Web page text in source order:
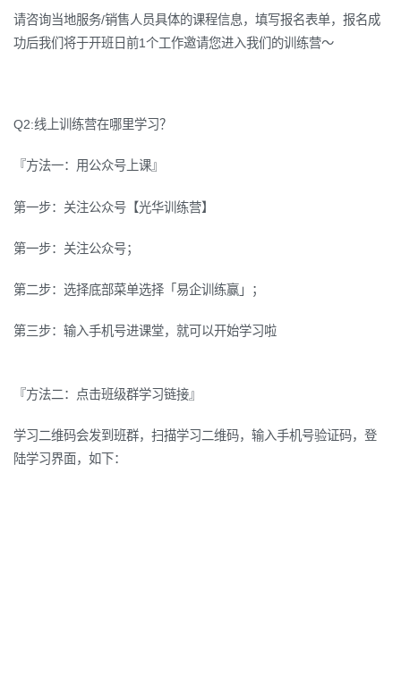
请咨询当地服务/销售人员具体的课程信息，填写报名表单，报名成
功后我们将于开班日前1个工作邀请您进入我们的训练营～
Q2:线上训练营在哪里学习？
『方法一：用公众号上课』
第一步：关注公众号【光华训练营】
第一步：关注公众号；
第二步：选择底部菜单选择「易企训练赢」；
第三步：输入手机号进课堂，就可以开始学习啦
『方法二：点击班级群学习链接』
学习二维码会发到班群，扫描学习二维码，输入手机号验证码，登
陆学习界面，如下：